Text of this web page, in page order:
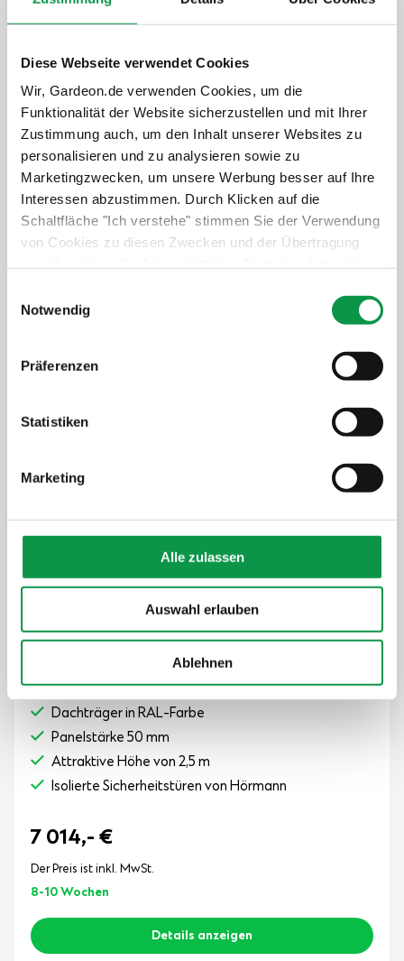
Diese Webseite verwendet Cookies
Wir, Gardeon.de verwenden Cookies, um die
Funktionalität der Website sicherzustellen und mit Ihrer
Zustimmung auch, um den Inhalt unserer Websites zu
personalisieren und zu analysieren sowie zu
Marketingzwecken, um unsere Werbung besser auf Ihre
Interessen abzustimmen. Durch Klicken auf die
Schaltfläche "Ich verstehe" stimmen Sie der Verwendung
von Cookies zu diesen Zwecken und der Übertragung
Werbung in sozialen Netzwerken und Werbenetzwerken
auf anderen Websites zu. Diese Zustimmung ist freiwillig
Informationen zu den verwendeten Cookies, zu Ihren
der Verwendung von Cookies nicht oder nur teilweise
zuzustimmen, finden Sie unter dem Link „Detaillierte
Notwendig
Präferenzen
Statistiken
Marketing
Alle zulassen
Auswahl erlauben
Ablehnen
Isolierte Sicherheitstüren von Hörmann
6 193,-€
Der Preis ist inkl. MwSt.
8-10 Wochen
Details anzeigen
3 m x 2 m
100% echte Fotos
Lieferung im Preis enthalten
Isoliertes Dach im Preis enthalten
Dachträger in RAL-Farbe
Panelstärke 50 mm
Attraktive Höhe von 2,5 m
Isolierte Sicherheitstüren von Hörmann
7 014,- €
Der Preis ist inkl. MwSt.
8-10 Wochen
Details anzeigen